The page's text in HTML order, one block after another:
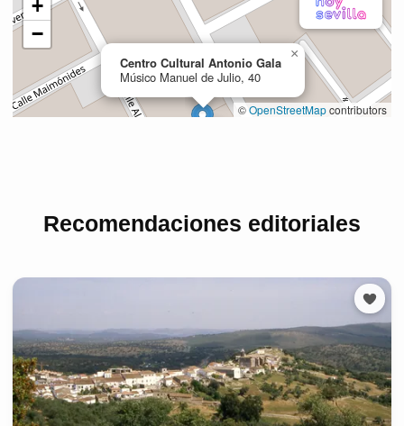
Recomendaciones editoriales